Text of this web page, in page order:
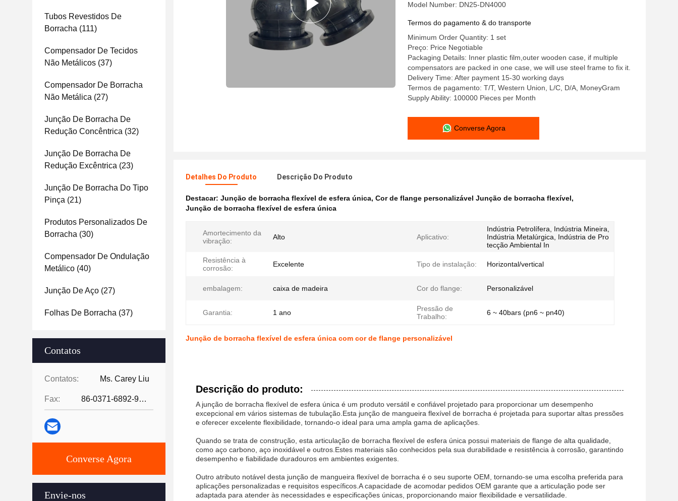
Tubos Revestidos De
Borracha (111)
Compensador De Tecidos
Não Metálicos (37)
Compensador De Borracha
Não Metálica (27)
Junção De Borracha De
Redução Concêntrica (32)
Junção De Borracha De
Redução Excêntrica (23)
Junção De Borracha Do Tipo
Pinça (21)
Produtos Personalizados De
Borracha (30)
Compensador De Ondulação
Metálico (40)
Junção De Aço (27)
Folhas De Borracha (37)
Contatos
Contatos: Ms. Carey Liu
Fax: 86-0371-6892-9024
Converse Agora
Envie-nos
Model Number: DN25-DN4000
Termos do pagamento & do transporte
Minimum Order Quantity: 1 set
Preço: Price Negotiable
Packaging Details: Inner plastic film,outer wooden case, if multiple
compensators are packed in one case, we will use steel frame to fix it.
Delivery Time: After payment 15-30 working days
Termos de pagamento: T/T, Western Union, L/C, D/A, MoneyGram
Supply Ability: 100000 Pieces per Month
Converse Agora
Detalhes Do Produto Descrição Do Produto
Destacar: Junção de borracha flexível de esfera única, Cor de flange personalizável Junção de borracha flexível,
Junção de borracha flexível de esfera única
Amortecimento da
vibração:
Alto Aplicativo:
Indústria Petrolífera, Indústria Mineira,
Indústria Metalúrgica, Indústria de Pro
tecção Ambiental In
Resistência à
corrosão:
Excelente Tipo de instalação: Horizontal/vertical
embalagem: caixa de madeira Cor do flange: Personalizável
Garantia: 1 ano
Pressão de
Trabalho:
6 ~ 40bars (pn6 ~ pn40)
Junção de borracha flexível de esfera única com cor de flange personalizável
Descrição do produto:
A junção de borracha flexível de esfera única é um produto versátil e confiável projetado para proporcionar um desempenho
excepcional em vários sistemas de tubulação.Esta junção de mangueira flexível de borracha é projetada para suportar altas pressões
e oferecer excelente flexibilidade, tornando-o ideal para uma ampla gama de aplicações.
Quando se trata de construção, esta articulação de borracha flexível de esfera única possui materiais de flange de alta qualidade,
como aço carbono, aço inoxidável e outros.Estes materiais são conhecidos pela sua durabilidade e resistência à corrosão, garantindo
desempenho e fiabilidade duradouros em ambientes exigentes.
Outro atributo notável desta junção de mangueira flexível de borracha é o seu suporte OEM, tornando-se uma escolha preferida para
aplicações personalizadas e requisitos específicos.A capacidade de acomodar pedidos OEM garante que a articulação pode ser
adaptada para atender às necessidades e especificações únicas, proporcionando maior flexibilidade e versatilidade.